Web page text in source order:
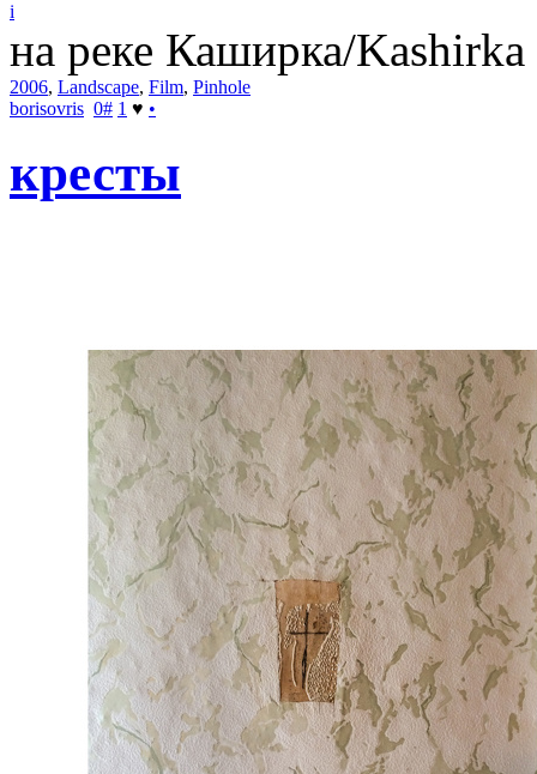
i
на реке Каширка/
2006, Landscape, Film, Pinhole
borisovris 0# 1 ♥ •
кресты